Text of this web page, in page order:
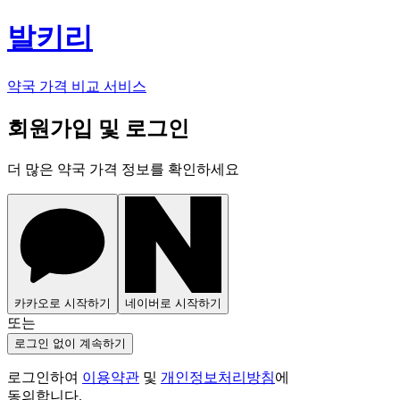
발키리
약국 가격 비교 서비스
회원가입 및 로그인
더 많은 약국 가격 정보를 확인하세요
카카오로 시작하기 네이버로 시작하기
또는
로그인 없이 계속하기
로그인하여 이용약관 및 개인정보처리방침에
동의합니다.